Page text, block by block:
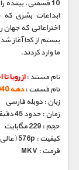
10 قسمتی،
ابداعات بشری که
اختراعاتی که
بیستم از کجا آغاز
ما وارد کردند.
نام مستند :از رویا
نام قسمت :دهه 1940
زبان : دوبله فارسی
زمان : حدود 45 دقیقه
حجم : 229 مگابایت
کیفیت : 576p (عالی)
فرمت : MKV